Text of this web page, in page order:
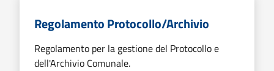
Regolamento Protocollo/Archivio
Regolamento per la gestione del Protocollo e
dell'Archivio Comunale.